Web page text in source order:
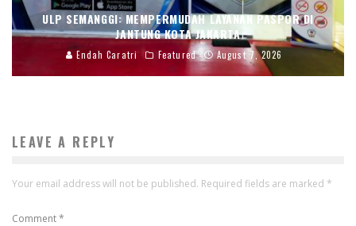
ULP SEMANGGI: MEMPERMUDAH LAYANAN PASPOR DI
JANTUNG KOTA JAKARTA
Endah Caratri Featured August 7, 2026
LEAVE A REPLY
Your email address will not be published. Required fields are marked *
Comment*